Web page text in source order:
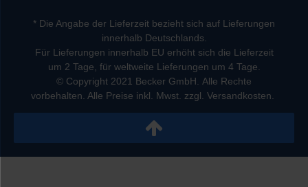
* Die Angabe der Lieferzeit bezieht sich auf Lieferungen
innerhalb Deutschlands.
Für Lieferungen innerhalb EU erhöht sich die Lieferzeit
um 2 Tage, für weltweite Lieferungen um 4 Tage.
© Copyright 2021 Becker GmbH. Alle Rechte
vorbehalten. Alle Preise inkl. Mwst. zzgl. Versandkosten.